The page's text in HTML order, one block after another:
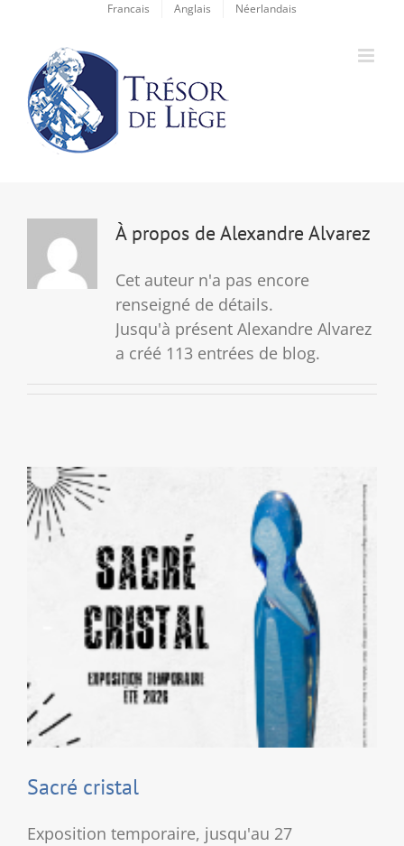
contenu
Francais Anglais Néerlandais
À propos de Alexandre Alvarez
Cet auteur n'a pas encore
renseigné de détails.
Jusqu'à présent Alexandre Alvarez
a créé 113 entrées de blog.
Sacré cristal
Exposition temporaire, jusqu'au 27